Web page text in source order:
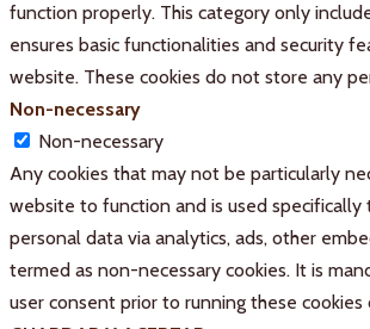
function properly. This category only
ensures basic functionalities and security
website. These cookies do not store any
Non-necessary
Non-necessary
Any cookies that may not be particularly
website to function and is used specifically
personal data via analytics, ads, other
termed as non-necessary cookies. It is
user consent prior to running these